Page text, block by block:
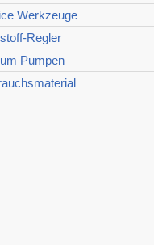
Werkzeuge
Regler
Pumpen